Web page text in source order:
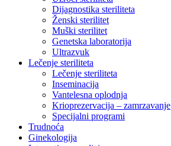
Dijagnostika steriliteta
Ženski sterilitet
Muški sterilitet
Genetska laboratorija
Ultrazvuk
Lečenje steriliteta
Lečenje steriliteta
Inseminacija
Vantelesna oplodnja
Krioprezervacija – zamrzavanje
Specijalni programi
Trudnoća
Ginekologija